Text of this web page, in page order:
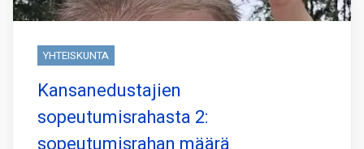
YHTEISKUNTA
Kansanedustajien
sopeutumisrahasta 2: